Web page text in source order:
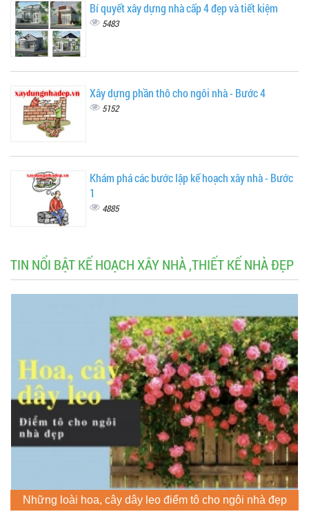
Bí quyết xây dựng nhà cấp 4 đẹp và tiết kiệm
5483
Xây dựng phần thô cho ngôi nhà - Bước 4
5152
Khám phá các bước lập kế hoạch xây nhà - Bước
1
4885
TIN NỔI BẬT KẾ HOẠCH XÂY NHÀ ,THIẾT KẾ NHÀ ĐẸP
Những loài hoa, cây dây leo điểm tô cho ngôi nhà đẹp